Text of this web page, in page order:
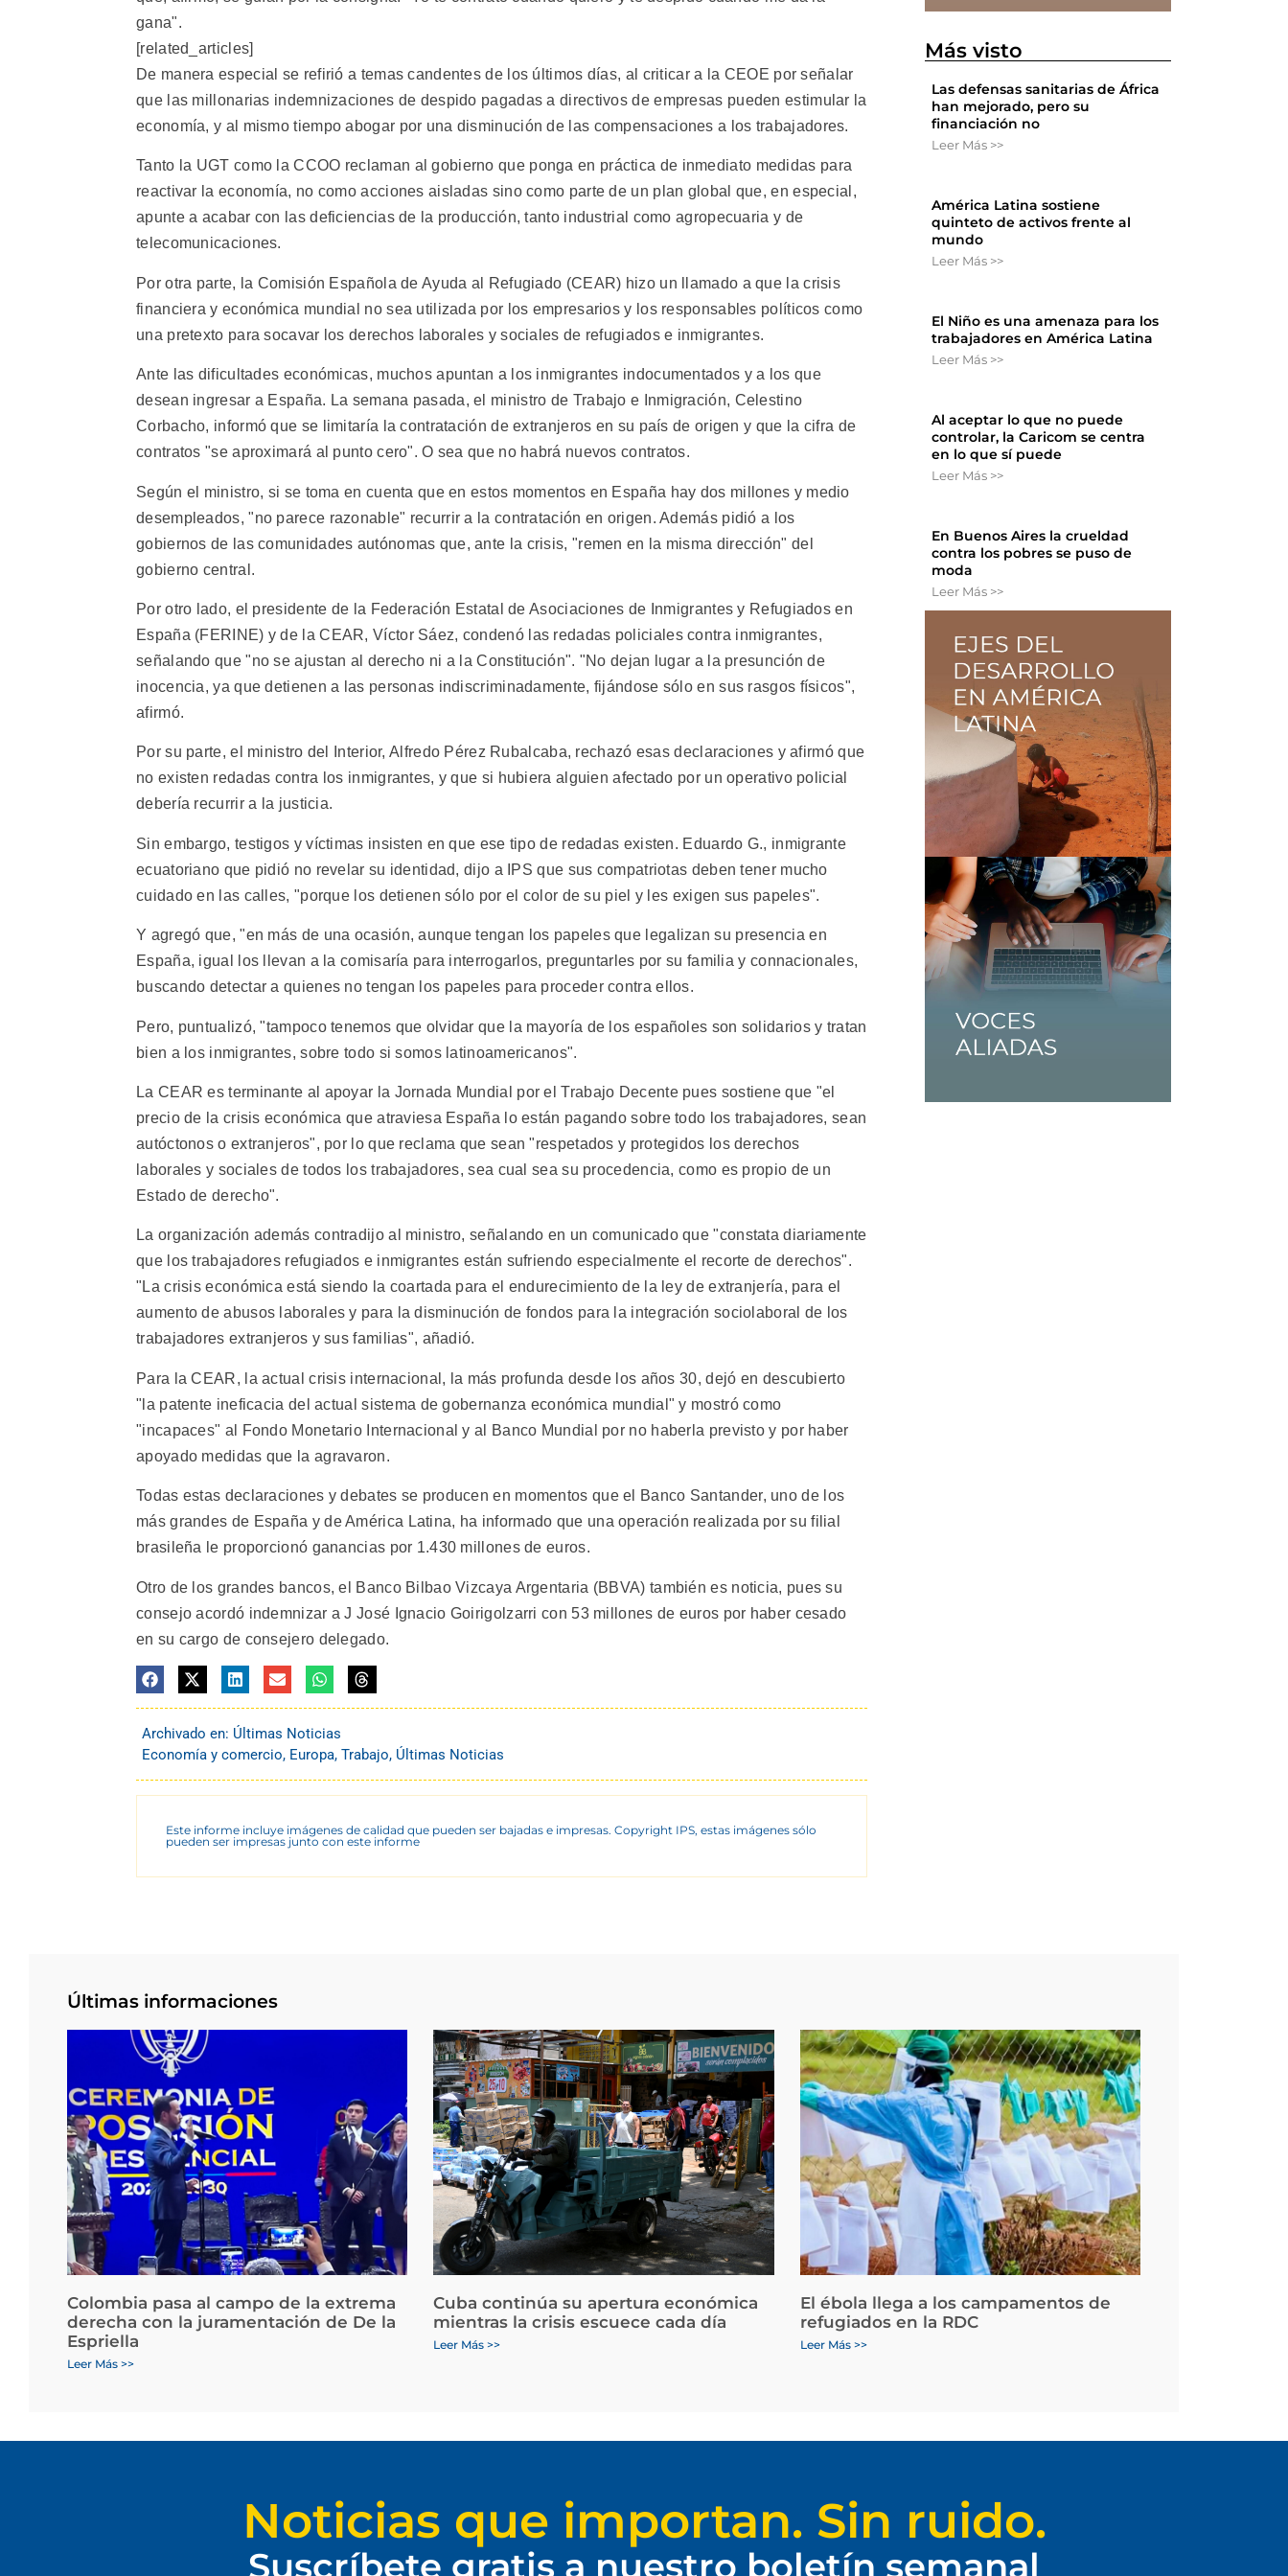
gana".
[related_articles]
De manera especial se refirió a temas candentes de los últimos días, al criticar a la CEOE por señalar
que las millonarias indemnizaciones de despido pagadas a directivos de empresas pueden estimular la
economía, y al mismo tiempo abogar por una disminución de las compensaciones a los trabajadores.
Tanto la UGT como la CCOO reclaman al gobierno que ponga en práctica de inmediato medidas para
reactivar la economía, no como acciones aisladas sino como parte de un plan global que, en especial,
apunte a acabar con las deficiencias de la producción, tanto industrial como agropecuaria y de
telecomunicaciones.
Por otra parte, la Comisión Española de Ayuda al Refugiado (CEAR) hizo un llamado a que la crisis
financiera y económica mundial no sea utilizada por los empresarios y los responsables políticos como
una pretexto para socavar los derechos laborales y sociales de refugiados e inmigrantes.
Ante las dificultades económicas, muchos apuntan a los inmigrantes indocumentados y a los que
desean ingresar a España. La semana pasada, el ministro de Trabajo e Inmigración, Celestino
Corbacho, informó que se limitaría la contratación de extranjeros en su país de origen y que la cifra de
contratos "se aproximará al punto cero". O sea que no habrá nuevos contratos.
Según el ministro, si se toma en cuenta que en estos momentos en España hay dos millones y medio
desempleados, "no parece razonable" recurrir a la contratación en origen. Además pidió a los
gobiernos de las comunidades autónomas que, ante la crisis, "remen en la misma dirección" del
gobierno central.
Por otro lado, el presidente de la Federación Estatal de Asociaciones de Inmigrantes y Refugiados en
España (FERINE) y de la CEAR, Víctor Sáez, condenó las redadas policiales contra inmigrantes,
señalando que "no se ajustan al derecho ni a la Constitución". "No dejan lugar a la presunción de
inocencia, ya que detienen a las personas indiscriminadamente, fijándose sólo en sus rasgos físicos",
afirmó.
Por su parte, el ministro del Interior, Alfredo Pérez Rubalcaba, rechazó esas declaraciones y afirmó que
no existen redadas contra los inmigrantes, y que si hubiera alguien afectado por un operativo policial
debería recurrir a la justicia.
Sin embargo, testigos y víctimas insisten en que ese tipo de redadas existen. Eduardo G., inmigrante
ecuatoriano que pidió no revelar su identidad, dijo a IPS que sus compatriotas deben tener mucho
cuidado en las calles, "porque los detienen sólo por el color de su piel y les exigen sus papeles".
Y agregó que, "en más de una ocasión, aunque tengan los papeles que legalizan su presencia en
España, igual los llevan a la comisaría para interrogarlos, preguntarles por su familia y connacionales,
buscando detectar a quienes no tengan los papeles para proceder contra ellos.
Pero, puntualizó, "tampoco tenemos que olvidar que la mayoría de los españoles son solidarios y tratan
bien a los inmigrantes, sobre todo si somos latinoamericanos".
La CEAR es terminante al apoyar la Jornada Mundial por el Trabajo Decente pues sostiene que "el
precio de la crisis económica que atraviesa España lo están pagando sobre todo los trabajadores, sean
autóctonos o extranjeros", por lo que reclama que sean "respetados y protegidos los derechos
laborales y sociales de todos los trabajadores, sea cual sea su procedencia, como es propio de un
Estado de derecho".
La organización además contradijo al ministro, señalando en un comunicado que "constata diariamente
que los trabajadores refugiados e inmigrantes están sufriendo especialmente el recorte de derechos".
"La crisis económica está siendo la coartada para el endurecimiento de la ley de extranjería, para el
aumento de abusos laborales y para la disminución de fondos para la integración sociolaboral de los
trabajadores extranjeros y sus familias", añadió.
Para la CEAR, la actual crisis internacional, la más profunda desde los años 30, dejó en descubierto
"la patente ineficacia del actual sistema de gobernanza económica mundial" y mostró como
"incapaces" al Fondo Monetario Internacional y al Banco Mundial por no haberla previsto y por haber
apoyado medidas que la agravaron.
Todas estas declaraciones y debates se producen en momentos que el Banco Santander, uno de los
más grandes de España y de América Latina, ha informado que una operación realizada por su filial
brasileña le proporcionó ganancias por 1.430 millones de euros.
Otro de los grandes bancos, el Banco Bilbao Vizcaya Argentaria (BBVA) también es noticia, pues su
consejo acordó indemnizar a J José Ignacio Goirigolzarri con 53 millones de euros por haber cesado
en su cargo de consejero delegado.
Archivado en: Últimas Noticias
Economía y comercio, Europa, Trabajo, Últimas Noticias
Este informe incluye imágenes de calidad que pueden ser bajadas e impresas. Copyright IPS, estas imágenes sólo
pueden ser impresas junto con este informe
Más visto
Las defensas sanitarias de África
han mejorado, pero su
financiación no
Leer Más >>
América Latina sostiene
quinteto de activos frente al
mundo
Leer Más >>
El Niño es una amenaza para los
trabajadores en América Latina
Leer Más >>
Al aceptar lo que no puede
controlar, la Caricom se centra
en lo que sí puede
Leer Más >>
En Buenos Aires la crueldad
contra los pobres se puso de
moda
Leer Más >>
Últimas informaciones
Colombia pasa al campo de la extrema
derecha con la juramentación de De la
Espriella
Leer Más >>
Cuba continúa su apertura económica
mientras la crisis escuece cada día
Leer Más >>
El ébola llega a los campamentos de
refugiados en la RDC
Leer Más >>
Noticias que importan. Sin ruido.
Suscríbete gratis a nuestro boletín semanal